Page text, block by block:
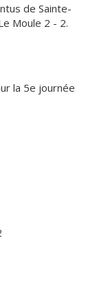
de Sainte-
Moule 2 - 2.
la 5e journée